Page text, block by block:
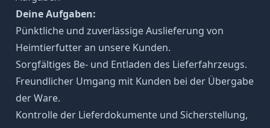
Deine Aufgaben:
Pünktliche und zuverlässige Auslieferung von
Heimtierfutter an unsere Kunden.
Sorgfältiges Be- und Entladen des Lieferfahrzeugs.
Freundlicher Umgang mit Kunden bei der Übergabe
der Ware.
Kontrolle der Lieferdokumente und Sicherstellung,